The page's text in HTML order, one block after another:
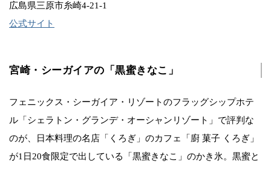
広島県三原市糸崎4-21-1
公式サイト
宮崎・シーガイアの「黒蜜きなこ」
フェニックス・シーガイア・リゾートのフラッグシップホテ
ル「シェラトン・グランデ・オーシャンリゾート」で評判な
のが、日本料理の名店「くろぎ」のカフェ「廚 菓子 くろぎ」
が1日20食限定で出している「黒蜜きなこ」のかき氷。黒蜜と